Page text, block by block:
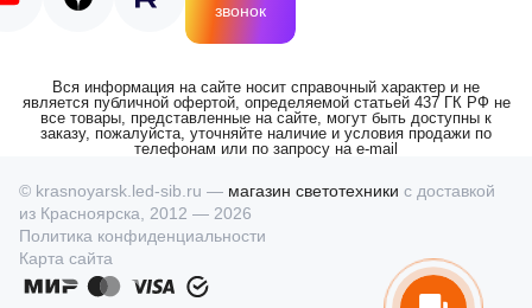
звонок
Вся информация на сайте носит справочный характер и не
является публичной офертой, определяемой статьей 437 ГК РФ не
все товары, представленные на сайте, могут быть доступны к
заказу, пожалуйста, уточняйте наличие и условия продажи по
телефонам или по запросу на e-mail
© krasnoyarsk.led-sib.ru — магазин светотехники с доставкой
из Красноярска, 2012 — 2026
Политика конфиденциальности
Карта сайта